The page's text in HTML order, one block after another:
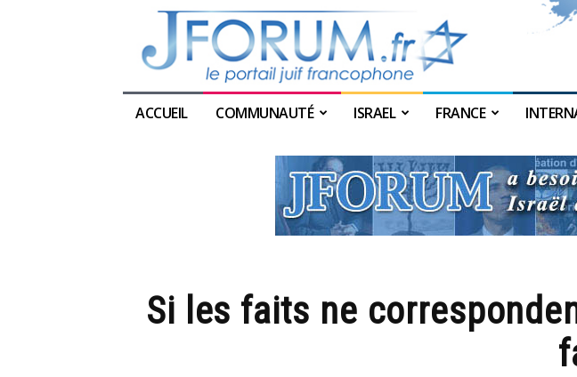
ACCUEIL COMMUNAUTÉ ISRAEL FRANCE
Si les faits ne